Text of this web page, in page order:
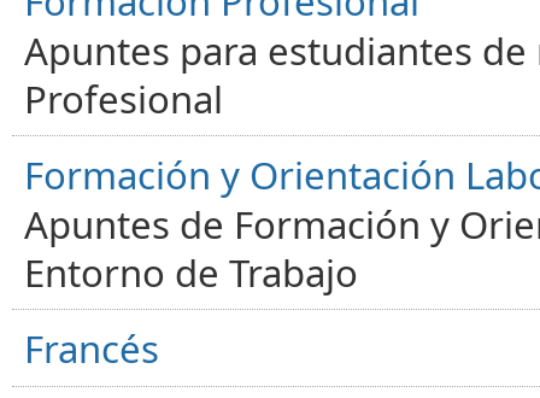
Apuntes para estudiantes
Profesional
Formación y Orientación
Apuntes de Formación y
Entorno de Trabajo
Francés